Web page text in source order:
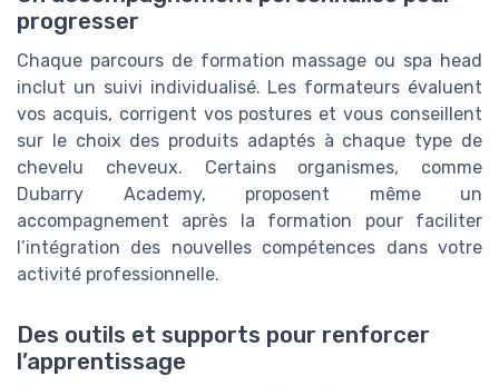
progresser
Chaque parcours de formation massage ou spa head
inclut un suivi individualisé. Les formateurs évaluent
vos acquis, corrigent vos postures et vous conseillent
sur le choix des produits adaptés à chaque type de
chevelu cheveux. Certains organismes, comme
Dubarry Academy, proposent même un
accompagnement après la formation pour faciliter
l’intégration des nouvelles compétences dans votre
activité professionnelle.
Des outils et supports pour renforcer
l’apprentissage